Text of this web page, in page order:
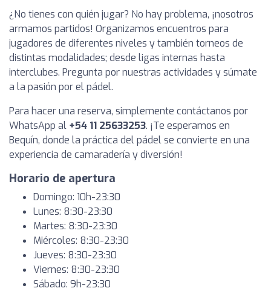
¿No tienes con quién jugar? No hay problema, ¡nosotros
armamos partidos! Organizamos encuentros para
jugadores de diferentes niveles y también torneos de
distintas modalidades; desde ligas internas hasta
interclubes. Pregunta por nuestras actividades y súmate
a la pasión por el pádel.
Para hacer una reserva, simplemente contáctanos por
WhatsApp al +54 11 25633253. ¡Te esperamos en
Bequín, donde la práctica del pádel se convierte en una
experiencia de camaradería y diversión!
Horario de apertura
Domingo: 10h-23:30
Lunes: 8:30-23:30
Martes: 8:30-23:30
Miércoles: 8:30-23:30
Jueves: 8:30-23:30
Viernes: 8:30-23:30
Sábado: 9h-23:30